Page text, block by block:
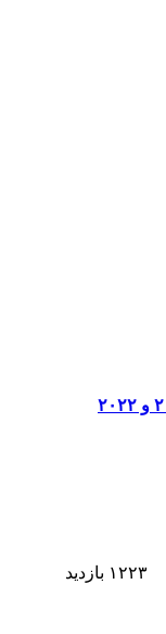
۱۲۲۳ بازدید